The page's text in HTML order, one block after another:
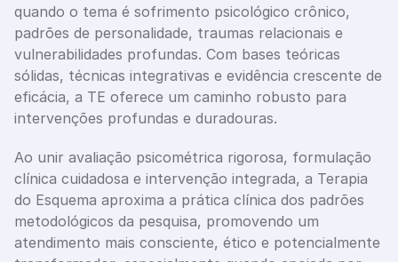
quando o tema é sofrimento psicológico crônico,
padrões de personalidade, traumas relacionais e
vulnerabilidades profundas. Com bases teóricas
sólidas, técnicas integrativas e evidência crescente de
eficácia, a TE oferece um caminho robusto para
intervenções profundas e duradouras.
Ao unir avaliação psicométrica rigorosa, formulação
clínica cuidadosa e intervenção integrada, a Terapia
do Esquema aproxima a prática clínica dos padrões
metodológicos da pesquisa, promovendo um
atendimento mais consciente, ético e potencialmente